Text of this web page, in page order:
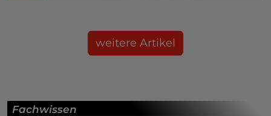
weitere Artikel
Fachwissen